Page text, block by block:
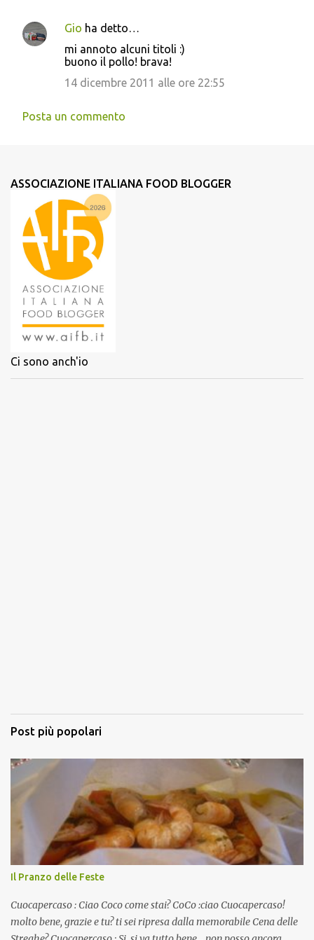
Gio ha detto…
mi annoto alcuni titoli :)
buono il pollo! brava!
14 dicembre 2011 alle ore 22:55
Posta un commento
ASSOCIAZIONE ITALIANA FOOD BLOGGER
Ci sono anch'io
Post più popolari
Il Pranzo delle Feste
Cuocapercaso : Ciao Coco come stai? CoCo :ciao Cuocapercaso!
molto bene, grazie e tu? ti sei ripresa dalla memorabile Cena delle